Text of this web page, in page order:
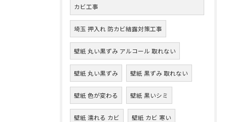
カビ工事
埼玉 押入れ 防カビ結露対策工事
壁紙 丸い黒ずみ アルコール 取れない
壁紙 丸い黒ずみ 壁紙 黒ずみ 取れない
壁紙 色が変わる 壁紙 黒いシミ
壁紙 濡れる カビ 壁紙 カビ 寒い